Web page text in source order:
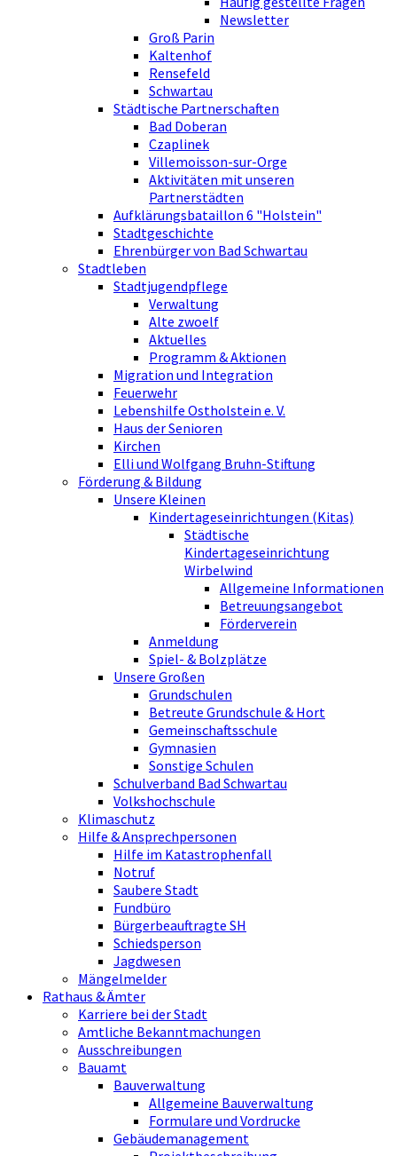
Newsletter
Groß Parin
Kaltenhof
Rensefeld
Schwartau
Städtische Partnerschaften
Bad Doberan
Czaplinek
Villemoisson-sur-Orge
Aktivitäten mit unseren
Partnerstädten
Aufklärungsbataillon 6 "Holstein"
Stadtgeschichte
Ehrenbürger von Bad Schwartau
Stadtleben
Stadtjugendpflege
Verwaltung
Alte zwoelf
Aktuelles
Programm & Aktionen
Migration und Integration
Feuerwehr
Lebenshilfe Ostholstein e. V.
Haus der Senioren
Kirchen
Elli und Wolfgang Bruhn-Stiftung
Förderung & Bildung
Unsere Kleinen
Kindertageseinrichtungen (Kitas)
Städtische
Kindertageseinrichtung
Wirbelwind
Allgemeine Informationen
Betreuungsangebot
Förderverein
Anmeldung
Spiel- & Bolzplätze
Unsere Großen
Grundschulen
Betreute Grundschule & Hort
Gemeinschaftsschule
Gymnasien
Sonstige Schulen
Schulverband Bad Schwartau
Volkshochschule
Klimaschutz
Hilfe & Ansprechpersonen
Hilfe im Katastrophenfall
Notruf
Saubere Stadt
Fundbüro
Bürgerbeauftragte SH
Schiedsperson
Jagdwesen
Mängelmelder
Rathaus & Ämter
Karriere bei der Stadt
Amtliche Bekanntmachungen
Ausschreibungen
Bauamt
Bauverwaltung
Allgemeine Bauverwaltung
Formulare und Vordrucke
Gebäudemanagement